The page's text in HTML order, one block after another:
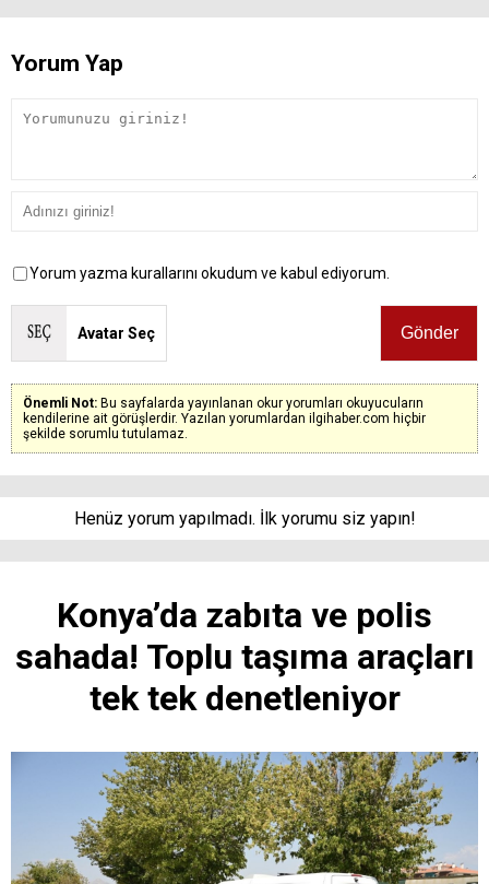
Yorum Yap
Yorum yazma kurallarını okudum ve kabul ediyorum.
Avatar Seç
Önemli Not: Bu sayfalarda yayınlanan okur yorumları okuyucuların
kendilerine ait görüşlerdir. Yazılan yorumlardan ilgihaber.com hiçbir
şekilde sorumlu tutulamaz.
Henüz yorum yapılmadı. İlk yorumu siz yapın!
Konya’da zabıta ve polis
sahada! Toplu taşıma araçları
tek tek denetleniyor